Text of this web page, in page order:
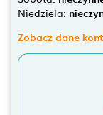
Niedziela:
Zobacz dane